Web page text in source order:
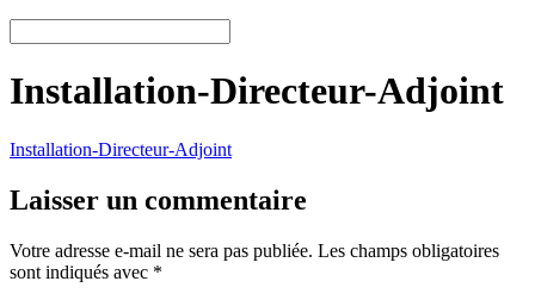
Installation-Directeur-Adjoint
Installation-Directeur-Adjoint
Laisser un commentaire
Votre adresse e-mail ne sera pas publiée. Les champs obligatoires
sont indiqués avec *